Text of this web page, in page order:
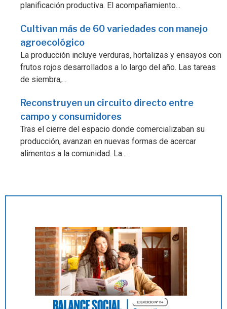
planificación productiva. El acompañamiento...
Cultivan más de 60 variedades con manejo
agroecológico
La producción incluye verduras, hortalizas y ensayos con
frutos rojos desarrollados a lo largo del año. Las tareas
de siembra,...
Reconstruyen un circuito directo entre
campo y consumidores
Tras el cierre del espacio donde comercializaban su
producción, avanzan en nuevas formas de acercar
alimentos a la comunidad. La...